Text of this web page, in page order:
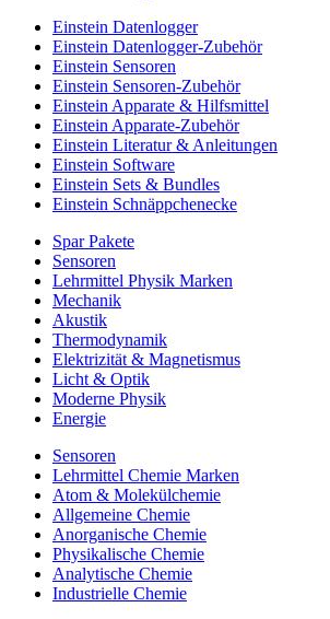
Einstein Datenlogger
Einstein Datenlogger-Zubehör
Einstein Sensoren
Einstein Sensoren-Zubehör
Einstein Apparate & Hilfsmittel
Einstein Apparate-Zubehör
Einstein Literatur & Anleitungen
Einstein Software
Einstein Sets & Bundles
Einstein Schnäppchenecke
Spar Pakete
Sensoren
Lehrmittel Physik Marken
Mechanik
Akustik
Thermodynamik
Elektrizität & Magnetismus
Licht & Optik
Moderne Physik
Energie
Sensoren
Lehrmittel Chemie Marken
Atom & Molekülchemie
Allgemeine Chemie
Anorganische Chemie
Physikalische Chemie
Analytische Chemie
Industrielle Chemie